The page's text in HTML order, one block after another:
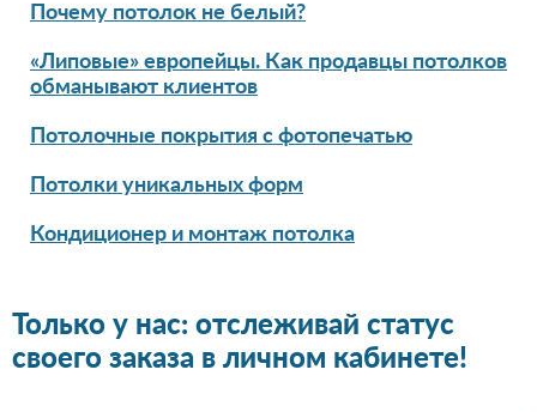
Почему потолок не белый?
«Липовые» европейцы. Как продавцы потолков
обманывают клиентов
Потолочные покрытия с фотопечатью
Потолки уникальных форм
Кондиционер и монтаж потолка
Только у нас: отслеживай статус
своего заказа в личном кабинете!